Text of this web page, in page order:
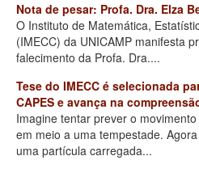
Nota de pesar: Profa. Dra. Elza
O Instituto de Matemática,
(IMECC) da UNICAMP manifesta
falecimento da Profa. Dra....
Tese do IMECC é selecionada
CAPES e avança na
Imagine tentar prever o
em meio a uma tempestade.
uma partícula carregada...